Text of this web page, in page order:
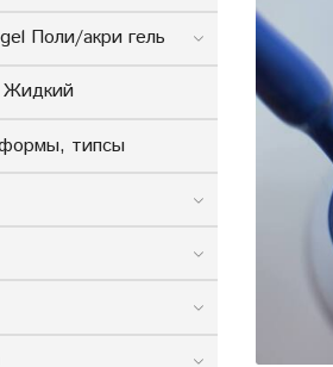
Поли/акри гель
Жидкий
типсы